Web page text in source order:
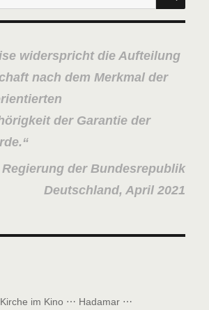
widerspricht die Aufteilung
nach dem Merkmal der
der Garantie der
Regierung der Bundesrepublik
Deutschland, April 2021
im Kino ⋯ Hadamar ⋯